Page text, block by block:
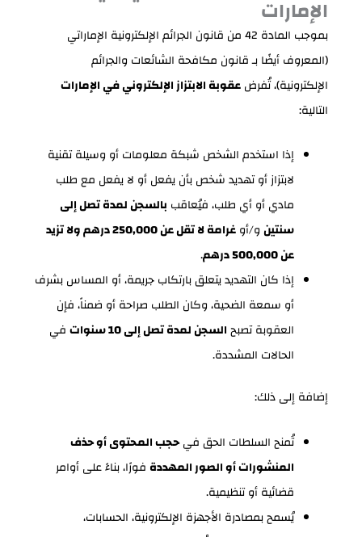
الإمارات
بموجب المادة 42 من قانون الجرائم الإلكترونية الإماراتي
(المعروف أيضًا بـ قانون مكافحة الشائعات والجرائم
الإلكترونية)، تُفرضعقوبة الابتزاز الإلكتروني في الإمارات
التالية:
إذا استخدم الشخص شبكة معلومات أو وسيلة تقنية
لابتزاز أو تهديد شخص بأن يفعل أو لا يفعل مع طلب
مادي أو أي طلب، فيُعاقب بالسجن لمدة تصل إلى
سنتينو/أو
غرامة لا تقل عن 250,000 درهم ولا تزيد
عن 500,000 درهم
.
إذا كان التهديد يتعلق بارتكاب جريمة، أو المساس بشرف
أو سمعة الضحية، وكان الطلب صراحة أو ضمناً، فإن
العقوبة تصبحالسجن لمدة تصل إلى 10 سنوات
في
الحالات المشددة.
إضافة إلى ذلك:
تُمنح السلطات الحق فيحجب المحتوى أو حذف
المنشورات أو الصور المهددة فورًا، بناءً على أوامر
قضائية أو تنظيمية.
يُسمح بمصادرة الأجهزة الإلكترونية، الحسابات،